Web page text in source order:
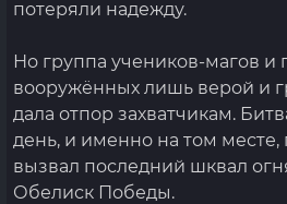
потеряли надежду.
Но группа учеников-магов и
вооружённых лишь верой и
дала отпор захватчикам.
день, и именно на том
вызвал последний шквал
Обелиск Победы.